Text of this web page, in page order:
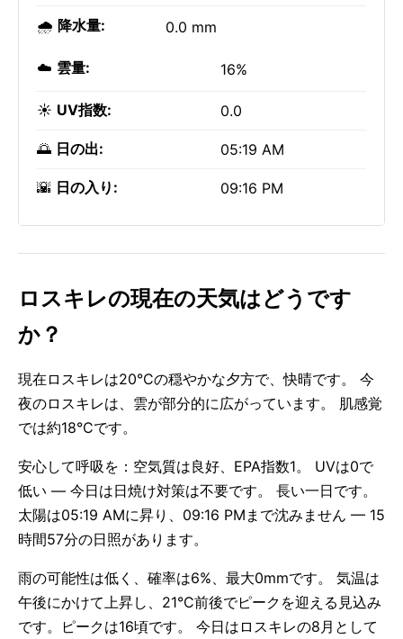
🌧️ 降水量: 0.0 mm
☁️ 雲量: 16%
☀️ UV指数: 0.0
🌅 日の出: 05:19 AM
🌇 日の入り: 09:16 PM
ロスキレの現在の天気はどうです
か？
現在ロスキレは20°Cの穏やかな夕方で、快晴です。 今
夜のロスキレは、雲が部分的に広がっています。 肌感覚
では約18°Cです。
安心して呼吸を：空気質は良好、EPA指数1。 UVは0で
低い — 今日は日焼け対策は不要です。 長い一日です。
太陽は05:19 AMに昇り、09:16 PMまで沈みません — 15
時間57分の日照があります。
雨の可能性は低く、確率は6%、最大0mmです。 気温は
午後にかけて上昇し、21°C前後でピークを迎える見込み
です。ピークは16頃です。 今日はロスキレの8月として